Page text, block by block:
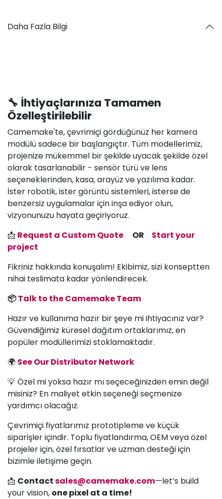
Daha Fazla Bilgi
🔧 İhtiyaçlarınıza Tamamen
Özelleştirilebilir
Camemake'te, çevrimiçi gördüğünüz her kamera
modülü sadece bir başlangıçtır. Tüm modellerimiz,
projenize mükemmel bir şekilde uyacak şekilde özel
olarak tasarlanabilir - sensör türü ve lens
seçeneklerinden, kasa, arayüz ve yazılıma kadar.
İster robotik, ister görüntü sistemleri, isterse de
benzersiz uygulamalar için inşa ediyor olun,
vizyonunuzu hayata geçiriyoruz.
📩 Request a Custom Quote OR
Start your
project
Fikriniz hakkında konuşalım! Ekibimiz, sizi konseptten
nihai teslimata kadar yönlendirecek.
📦Talk to the Camemake Team
Hazır ve kullanıma hazır bir şeye mi ihtiyacınız var?
Güvendiğimiz küresel dağıtım ortaklarımız, en
popüler modüllerimizi stoklamaktadır.
🌍 See Our Distributor Network
💡 Özel mi yoksa hazır mı seçeceğinizden emin değil
misiniz? En maliyet etkin seçeneği seçmenize
yardımcı olacağız.
Çevrimiçi fiyatlarımız prototipleme ve küçük
siparişler içindir. Toplu fiyatlandırma, OEM veya özel
projeler için, özel fırsatlar ve uzman desteği için
bizimle iletişime geçin.
📩 Contactsales@camemake.com—let’s build
your vision, one pixel at a time!